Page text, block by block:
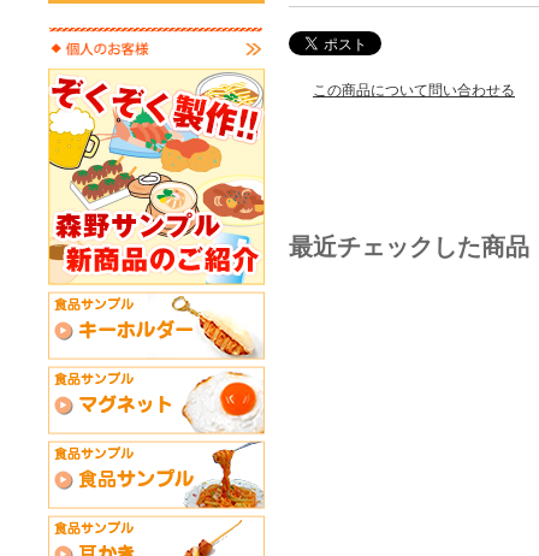
この商品について問い合わせる
最近チェックした商品